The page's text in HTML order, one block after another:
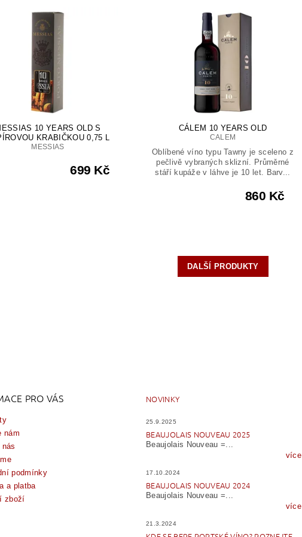
10 YEARS OLD S
KRABIČKOU 0,75 L
MESSIAS
699 Kč
CÁLEM 10 YEARS OLD
CALEM
Oblíbené víno typu Tawny je sceleno z
pečlivě vybraných sklizní. Průměrné
stáří kupáže v láhve je 10 let. Barv...
860 Kč
DALŠÍ PRODUKTY
PRO VÁS
nám
podmínky
a platba
zboží
NOVINKY
25.9.2025
BEAUJOLAIS NOUVEAU 2025
Beaujolais Nouveau =...
více
17.10.2024
BEAUJOLAIS NOUVEAU 2024
Beaujolais Nouveau =...
více
21.3.2024